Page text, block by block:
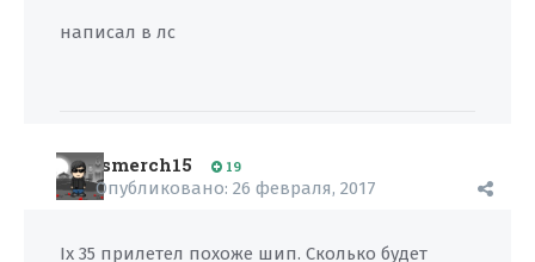
написал в лс
smerch15 19
Опубликовано: 26 февраля, 2017
Ix 35 прилетел похоже шип. Сколько будет